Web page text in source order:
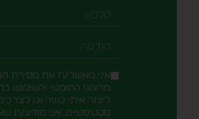
טלפון
הודעה
אני מאשר/ת את מסירת
מרצוני החופשי והשימוש
ליצור איתי קשר וכן
סטטיסטיים. אני מודע/ת